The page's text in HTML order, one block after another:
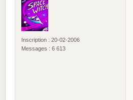
Inscription : 20-02-2006
Messages : 6 613